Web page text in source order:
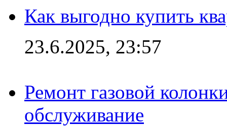
Как выгодно купить
23.6.2025, 23:57
Ремонт газовой
обслуживание